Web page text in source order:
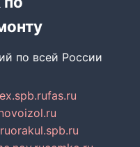
по всей России
fas.ru
orakul.spb.ru